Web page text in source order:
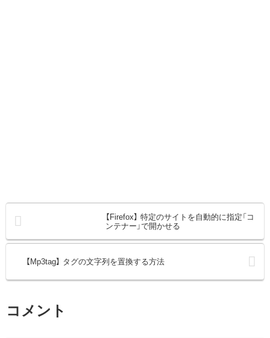
【Firefox】 特定のサイトを自動的に指定「コ
ンテナー」で開かせる
【Mp3tag】 タグの文字列を置換する方法
コメント